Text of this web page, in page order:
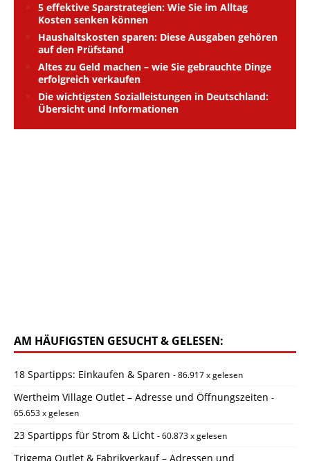
5 effektive Sparstrategien: Wie Sie im Alltag
Kosten senken können
Haushaltskosten sparen: Diese Ausgaben gehören
auf den Prüfstand
Altes zu Geld machen – wie Sie gebrauchte Dinge
erfolgreich verkaufen
Die wichtigsten Sozialleistungen in Deutschland:
Übersicht und Informationen
AM HÄUFIGSTEN GESUCHT & GELESEN:
18 Spartipps: Einkaufen & Sparen - 86.917 x gelesen
Wertheim Village Outlet – Adresse und Öffnungszeiten -
65.653 x gelesen
23 Spartipps für Strom & Licht - 60.873 x gelesen
Trigema Outlet & Fabrikverkauf – Adressen und